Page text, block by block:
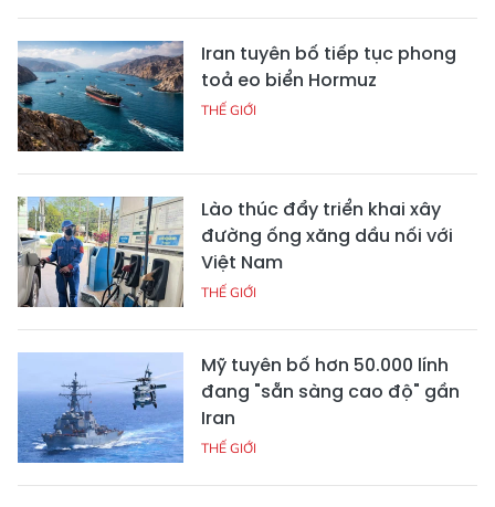
Iran tuyên bố tiếp tục phong
toả eo biển Hormuz
THẾ GIỚI
Lào thúc đẩy triển khai xây
đường ống xăng dầu nối với
Việt Nam
THẾ GIỚI
Mỹ tuyên bố hơn 50.000 lính
đang "sẵn sàng cao độ" gần
Iran
THẾ GIỚI